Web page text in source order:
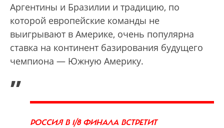
Аргентины и Бразилии и традицию, по
которой европейские команды не
выигрывают в Америке, очень популярна
ставка на континент базирования будущего
чемпиона — Южную Америку.
„
РОССИЯ В 1/8 ФИНАЛА ВСТРЕТИТ